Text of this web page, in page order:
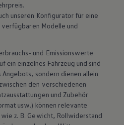
unseren Konfigurator für eine
Modelle und
und Emissionswerte
ein einzelnes Fahrzeug und sind
sondern dienen allein
den verschiedenen
und Zubehör
usw.) können relevante
wie z. B. Gewicht, Rollwiderstand
und neben Witterungs-